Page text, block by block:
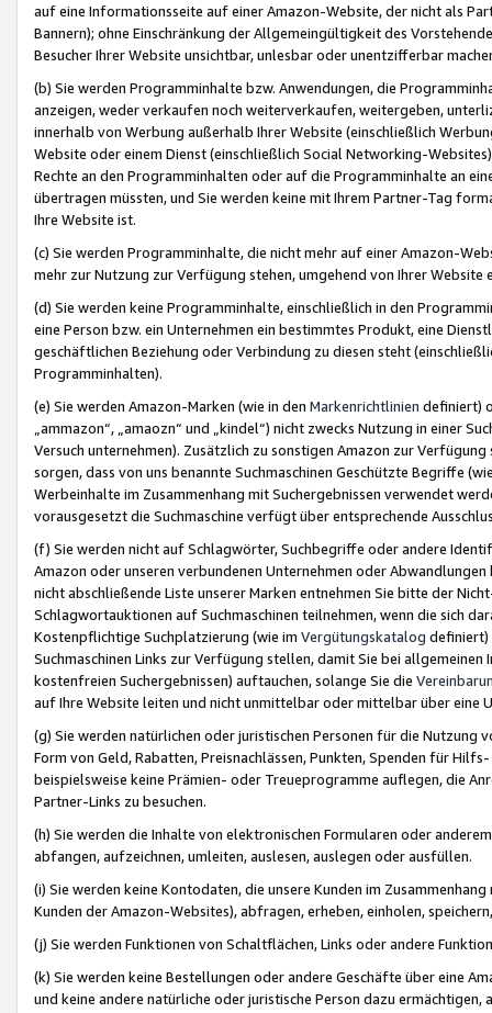
auf eine Informationsseite auf einer Amazon-Website, der nicht als
Bannern); ohne Einschränkung der Allgemeingültigkeit des
Besucher Ihrer Website unsichtbar, unlesbar oder unentzifferbar
(b) Sie werden Programminhalte bzw. Anwendungen, die
anzeigen, weder verkaufen noch weiterverkaufen, weitergeben,
innerhalb von Werbung außerhalb Ihrer Website (einschließlich
Website oder einem Dienst (einschließlich Social Networking-
Rechte an den Programminhalten oder auf die Programminhalte an
übertragen müssten, und Sie werden keine mit Ihrem Partner-Tag
Ihre Website ist.
(c) Sie werden Programminhalte, die nicht mehr auf einer Amazon-
mehr zur Nutzung zur Verfügung stehen, umgehend von Ihrer
(d) Sie werden keine Programminhalte, einschließlich in den
eine Person bzw. ein Unternehmen ein bestimmtes Produkt, eine
geschäftlichen Beziehung oder Verbindung zu diesen steht
Programminhalten).
(e) Sie werden Amazon-Marken (wie in den Markenrichtlinien definiert)
„ammazon“, „amaozn“ und „kindel“) nicht zwecks Nutzung in einer
Versuch unternehmen). Zusätzlich zu sonstigen Amazon zur
sorgen, dass von uns benannte Suchmaschinen Geschützte Begriffe
Werbeinhalte im Zusammenhang mit Suchergebnissen verwendet
vorausgesetzt die Suchmaschine verfügt über entsprechende
(f) Sie werden nicht auf Schlagwörter, Suchbegriffe oder andere
Amazon oder unseren verbundenen Unternehmen oder
nicht abschließende Liste unserer Marken entnehmen Sie bitte der
Schlagwortauktionen auf Suchmaschinen teilnehmen, wenn die sich
Kostenpflichtige Suchplatzierung (wie im Vergütungskatalog definiert)
Suchmaschinen Links zur Verfügung stellen, damit Sie bei
kostenfreien Suchergebnissen) auftauchen, solange Sie die
auf Ihre Website leiten und nicht unmittelbar oder mittelbar über eine
(g) Sie werden natürlichen oder juristischen Personen für die Nutzung
Form von Geld, Rabatten, Preisnachlässen, Punkten, Spenden für
beispielsweise keine Prämien- oder Treueprogramme auflegen, die
Partner-Links zu besuchen.
(h) Sie werden die Inhalte von elektronischen Formularen oder
abfangen, aufzeichnen, umleiten, auslesen, auslegen oder ausfüllen.
(i) Sie werden keine Kontodaten, die unsere Kunden im
Kunden der Amazon-Websites), abfragen, erheben, einholen,
(j) Sie werden Funktionen von Schaltflächen, Links oder andere
(k) Sie werden keine Bestellungen oder andere Geschäfte über eine
und keine andere natürliche oder juristische Person dazu